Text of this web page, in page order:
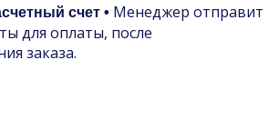
счет • Менеджер отправит
для оплаты, после
заказа.